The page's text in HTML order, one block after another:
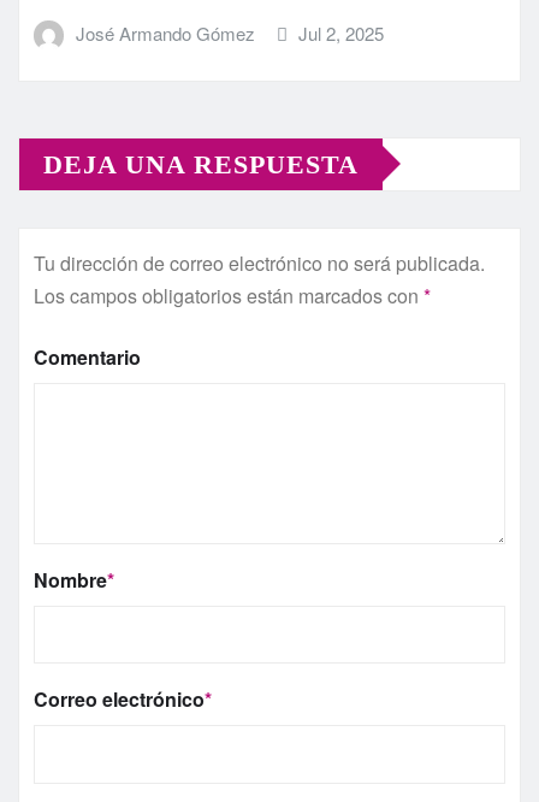
José Armando Gómez Jul 2, 2025
DEJA UNA RESPUESTA
Tu dirección de correo electrónico no será publicada.
Los campos obligatorios están marcados con *
Comentario
Nombre*
Correo electrónico*